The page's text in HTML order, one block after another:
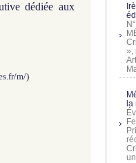
dédiée aux
m/)
»,